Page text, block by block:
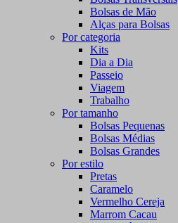
Bolsas de Mão
Alças para Bolsas
Por categoria
Kits
Dia a Dia
Passeio
Viagem
Trabalho
Por tamanho
Bolsas Pequenas
Bolsas Médias
Bolsas Grandes
Por estilo
Pretas
Caramelo
Vermelho Cereja
Marrom Cacau